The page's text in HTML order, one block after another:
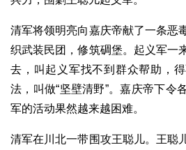
清军将领明亮向嘉庆帝献了一条恶
织武装民团，修筑碉堡。起义军一
去，叫起义军找不到群众帮助，
法，叫做“坚壁清野”。嘉庆帝下令
军的活动果然越来越困难。
清军在川北一带围攻王聪儿。王聪